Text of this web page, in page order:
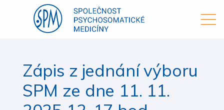
Zápis z jednání výboru
SPM ze dne 11. 11.